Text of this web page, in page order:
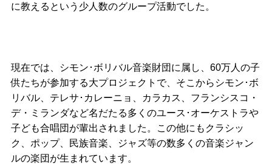
に教えるという少人数のグループ活動でした。
現在では、シモン･ボリバル音楽財団に属し、60万人の子
供たちが参加する大プロジェクトで、そこからシモン･ボ
リバル、テレサ･カレーニョ、カラカス、フランシスコ・
デ・ミランダなど名だたる多くのユース･オーケストラや
子ども合唱団が輩出されました。この他にもクラシッ
ク、ポップ、民族音楽、ジャズ等の数多くの音楽ジャン
ルの楽団が生まれています。